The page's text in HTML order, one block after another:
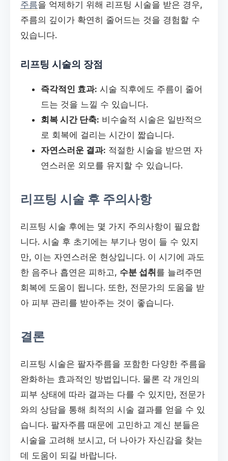
주름을 억제하기 위해 리프팅 시술을 받은 경우,
주름의 깊이가 확연히 줄어드는 것을 경험할 수
있습니다.
리프팅 시술의 장점
즉각적인 효과: 시술 직후에도 주름이 줄어
드는 것을 느낄 수 있습니다.
회복 시간 단축: 비수술적 시술은 일반적으
로 회복에 걸리는 시간이 짧습니다.
자연스러운 결과: 적절한 시술을 받으면 자
연스러운 외모를 유지할 수 있습니다.
리프팅 시술 후 주의사항
리프팅 시술 후에는 몇 가지 주의사항이 필요합
니다. 시술 후 초기에는 부기나 멍이 들 수 있지
만, 이는 자연스러운 현상입니다. 이 시기에 과도
한 음주나 흡연은 피하고, 수분 섭취를 늘려주면
회복에 도움이 됩니다. 또한, 전문가의 도움을 받
아 피부 관리를 받아주는 것이 좋습니다.
결론
리프팅 시술은 팔자주름을 포함한 다양한 주름을
완화하는 효과적인 방법입니다. 물론 각 개인의
피부 상태에 따라 결과는 다를 수 있지만, 전문가
와의 상담을 통해 최적의 시술 결과를 얻을 수 있
습니다. 팔자주름 때문에 고민하고 계신 분들은
시술을 고려해 보시고, 더 나아가 자신감을 찾는
데 도움이 되길 바랍니다.